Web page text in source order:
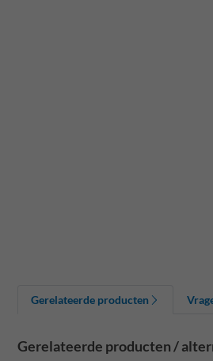
Gerelateerde producten
Gerelateerde producten /